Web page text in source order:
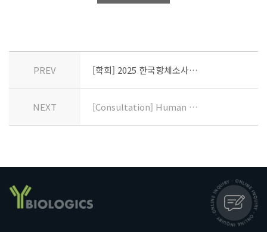
PREV [학회] 2025 한국항체소사이어티
NEXT [Consultation] Human Nanobody Screening